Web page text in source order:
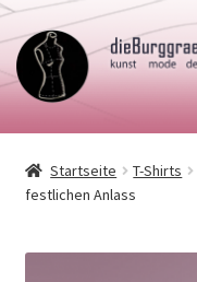
Zur
Navigation
springen
Zum
Inhalt
springen
Startseite
Schnittmuster
Maßtabellen
Startseite T-Shirts
festlichen Anlass